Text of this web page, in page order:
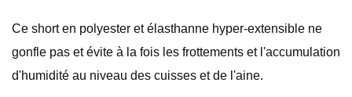
Ce short en polyester et élasthanne hyper-extensible ne
gonfle pas et évite à la fois les frottements et l'accumulation
d'humidité au niveau des cuisses et de l'aine.